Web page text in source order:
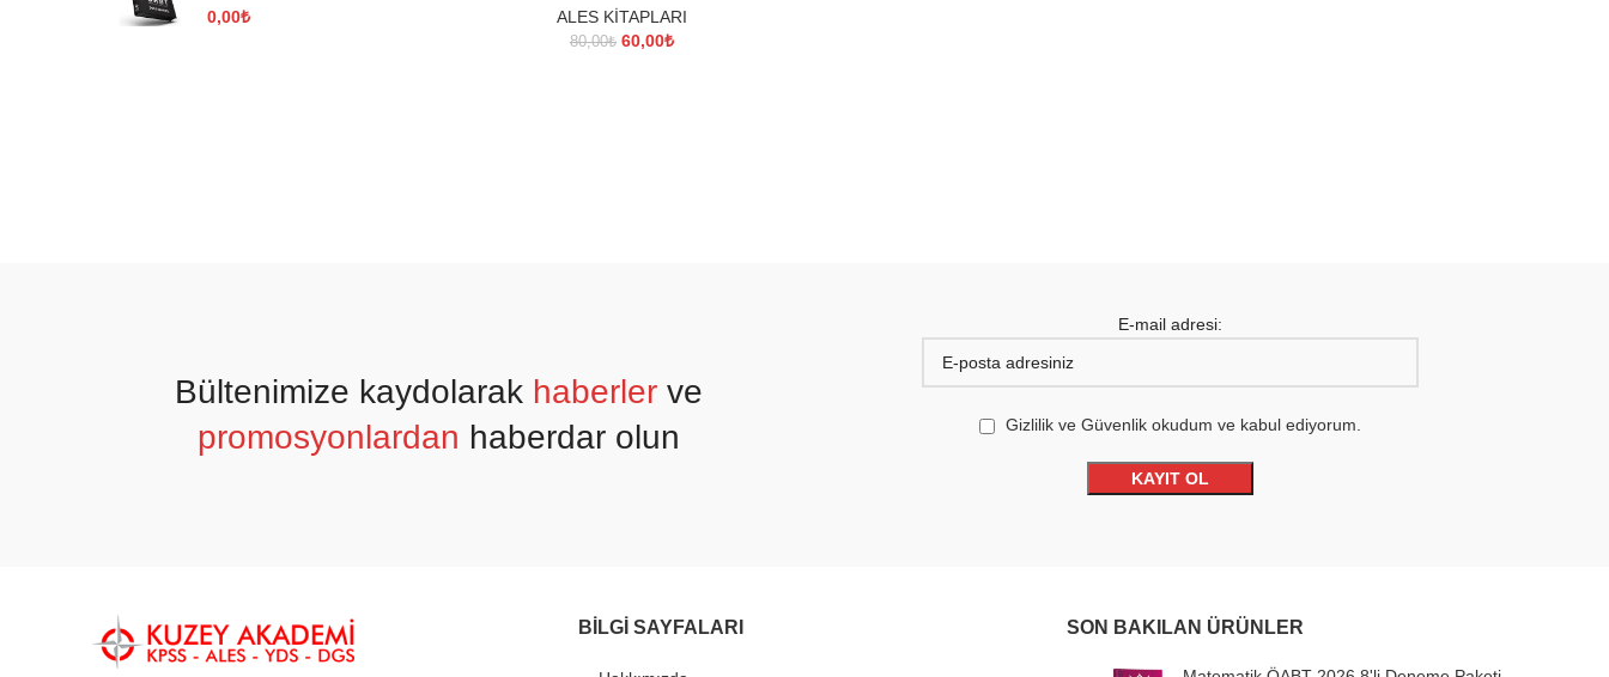
0,00₺ ALES KİTAPLARI
80,00₺ Orijinal
60,00₺Şu
Bültenimize kaydolarak haberler ve
promosyonlardan haberdar olun
E-mail adresi:
Gizlilik ve Güvenlik okudum ve kabul ediyorum.
BİLGİ SAYFALARI SON BAKILAN ÜRÜNLER